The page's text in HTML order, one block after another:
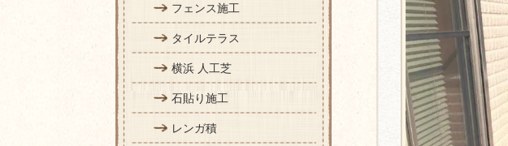
フェンス施工
タイルテラス
横浜 人工芝
石貼り施工
レンガ積